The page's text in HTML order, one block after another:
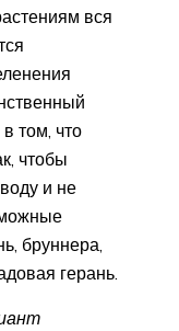
вся
том, что
чтобы
и не
бруннера,
герань.